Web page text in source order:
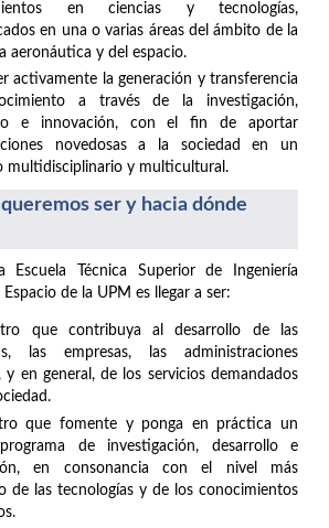
en ciencias y tecnologías,
en una o varias áreas del ámbito de la
aeronáutica y del espacio.
activamente la generación y transferencia
a través de la investigación,
e innovación, con el fin de aportar
novedosas a la sociedad en un
multidisciplinario y multicultural.
ser y hacia dónde
Escuela Técnica Superior de Ingeniería
de la UPM es llegar a ser:
que contribuya al desarrollo de las
las empresas, las administraciones
y en general, de los servicios demandados
que fomente y ponga en práctica un
de investigación, desarrollo e
en consonancia con el nivel más
de las tecnologías y de los conocimientos